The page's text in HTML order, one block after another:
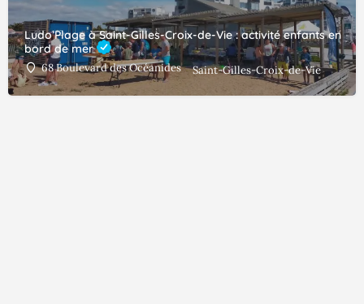
Ludo’Plage à Saint-Gilles-Croix-de-Vie : activité enfants en
bord de mer
68 Boulevard des Océanides Saint-Gilles-Croix-de-Vie